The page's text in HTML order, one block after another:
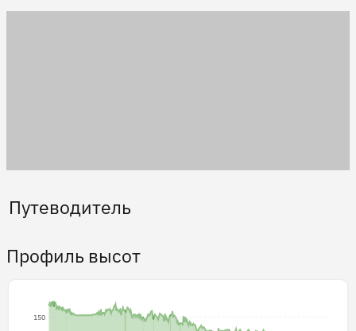
Путеводитель
Профиль высот
150